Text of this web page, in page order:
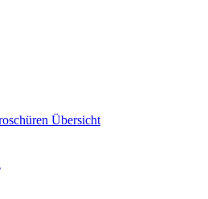
Übersicht